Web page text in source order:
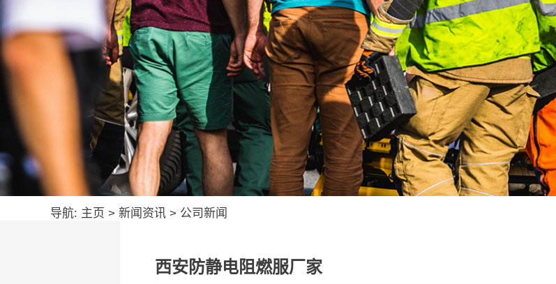
导航: 主页 > 新闻资讯 > 公司新闻
西安防静电阻燃服厂家